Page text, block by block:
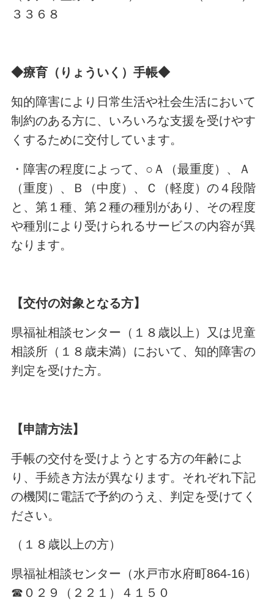
３３６８
◆療育（りょういく）手帳◆
知的障害により日常生活や社会生活において
制約のある方に、いろいろな支援を受けやす
くするために交付しています。
・障害の程度によって、○Ａ（最重度）、Ａ
（重度）、Ｂ（中度）、Ｃ（軽度）の４段階
と、第１種、第２種の種別があり、その程度
や種別により受けられるサービスの内容が異
なります。
【交付の対象となる方】
県福祉相談センター（１８歳以上）又は児童
相談所（１８歳未満）において、知的障害の
判定を受けた方。
【申請方法】
手帳の交付を受けようとする方の年齢によ
り、手続き方法が異なります。それぞれ下記
の機関に電話で予約のうえ、判定を受けてく
ださい。
（１８歳以上の方）
県福祉相談センター（水戸市水府町864-16）
☎０２９（２２１）４１５０